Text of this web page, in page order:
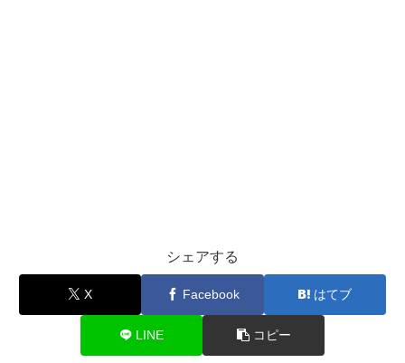
シェアする
X Facebook はてブ
LINE コピー